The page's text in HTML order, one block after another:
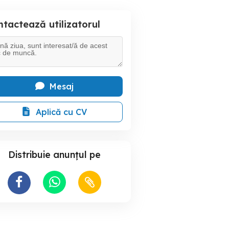
utilizatorul
Mesaj
Aplică cu CV
Distribuie anunțul pe